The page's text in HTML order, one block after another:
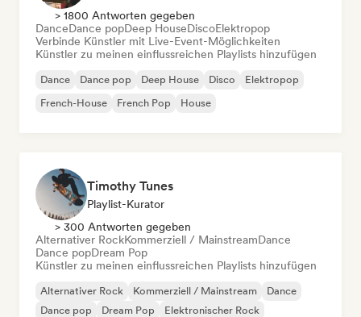
> 1800 Antworten gegeben
DanceDance popDeep HouseDiscoElektropop
Verbinde Künstler mit Live-Event-Möglichkeiten
Künstler zu meinen einflussreichen Playlists hinzufügen
Dance Dance pop Deep House Disco
Elektropop
French-House
French Pop House
Timothy Tunes
Playlist-Kurator
> 300 Antworten gegeben
Alternativer RockKommerziell / MainstreamDance
Dance popDream Pop
Künstler zu meinen einflussreichen Playlists hinzufügen
Alternativer Rock Kommerziell / Mainstream
Dance
Dance pop
Dream Pop
Elektronischer Rock